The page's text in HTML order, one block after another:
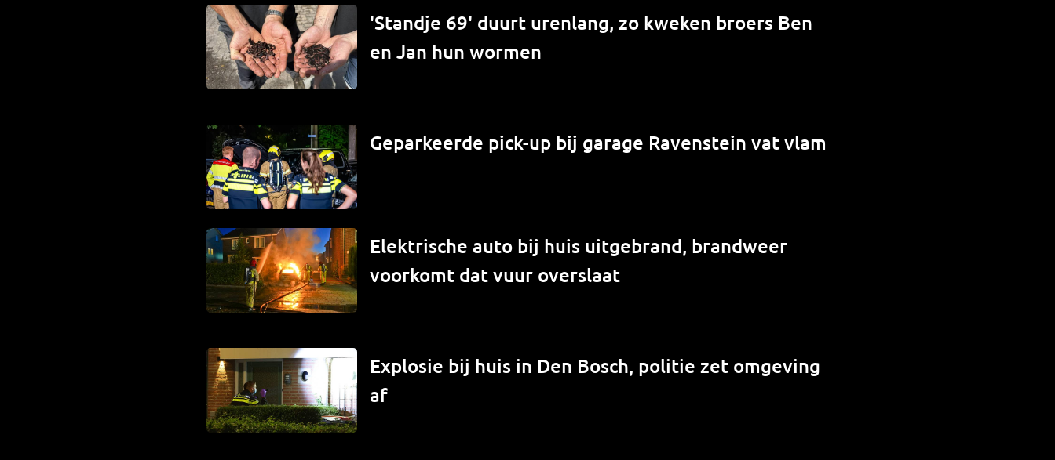
'Standje 69' duurt urenlang, zo kweken broers Ben
en Jan hun wormen
Geparkeerde pick-up bij garage Ravenstein vat vlam
Elektrische auto bij huis uitgebrand, brandweer
voorkomt dat vuur overslaat
Explosie bij huis in Den Bosch, politie zet omgeving
af